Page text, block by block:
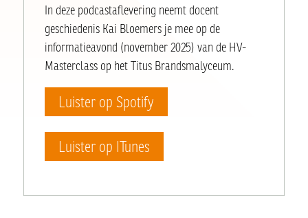
In deze podcastaflevering neemt docent
geschiedenis Kai Bloemers je mee op de
informatieavond (november 2025) van de HV-
Masterclass op het Titus Brandsmalyceum.
Luister op Spotify
Luister op ITunes